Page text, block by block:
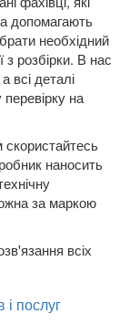
допомагають
необхідний
з розбірки. В нас
всі деталі
на
скористайтесь
наносить
за маркою
всіх
і послуг